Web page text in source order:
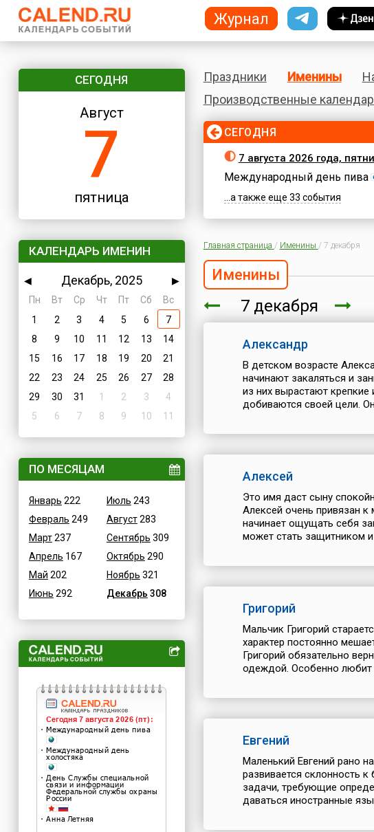
СЕГОДНЯ
Август
7
пятница
КАЛЕНДАРЬ ИМЕНИН
◀ Декабрь, 2025
▶
Пн
Вт Ср Чт Пт Сб
Вс
1
2 3 4 5 6
7
8
9 10 11 12 13
14
15
16 17 18 19 20
21
22
23 24 25 26 27
28
29
30 31 1 2 3
4
5
6 7 8 9 10 11
ПО МЕСЯЦАМ
Январь 222
Февраль 249
Март237
Апрель 167
Май 202
Июнь 292
Июль 243
Август283
Сентябрь 309
Октябрь 290
Ноябрь 321
Декабрь 308
Праздники Именины
Производственные
СЕГОДНЯ
7 августа 2026 года,
Международный день пива
...а также еще 33 события
Главная страница / Именины / 7 декабря
Именины
7 декабря
Александр
В детском возрасте
начинают закаляться и
из них вырастают
добиваются своей цели.
Алексей
Это имя даст сыну
Алексей очень привязан
начинает ощущать себя
может стать защитником
Григорий
Мальчик Григорий
характер постоянно
Григорий обязательно
одеждой. Особенно любит
Евгений
Маленький Евгений рано
развивается склонность
задачи, требующие
даваться иностранные
Журнал